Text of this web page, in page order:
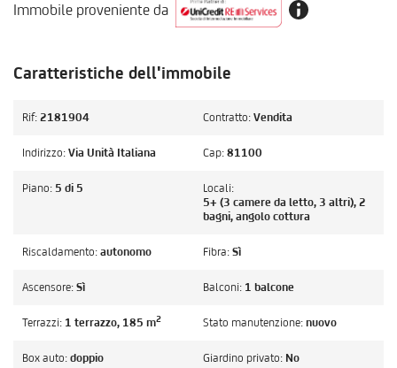
Immobile proveniente da
Caratteristiche dell'immobile
Rif: 2181904 Contratto: Vendita
Indirizzo: Via Unità Italiana Cap: 81100
Piano: 5 di 5
Locali:
5+ (3 camere da letto, 3 altri), 2
bagni, angolo cottura
Riscaldamento: autonomo Fibra: Sì
Ascensore: Sì Balconi: 1 balcone
Terrazzi: 1 terrazzo, 185 m2 Stato manutenzione: nuovo
Box auto: doppio Giardino privato: No